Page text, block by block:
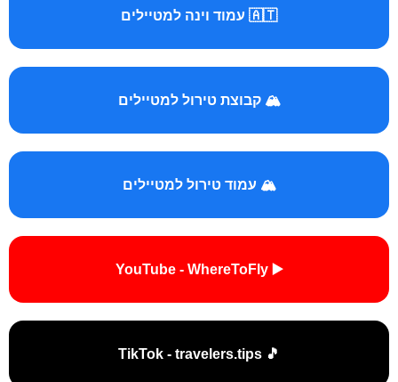
🇦🇹 עמוד וינה למטיילים
🏔️ קבוצת טירול למטיילים
🏔️ עמוד טירול למטיילים
▶️ YouTube - WhereToFly
🎵 TikTok - travelers.tips